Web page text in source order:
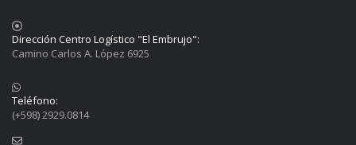
Dirección Centro Logístico "El Embrujo":
Camino Carlos A. López 6925
Teléfono:
(+598) 2929.0814